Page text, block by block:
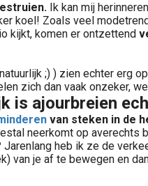
Ik kan mij
koel! Zoals veel
kijkt, komen er ontzettend
;) ) zien echter erg
zich dan vaak onzeker,
is ajourbreien
van steken in de
neerkomt op averechts
Jarenlang heb ik ze de
van je af te bewegen en